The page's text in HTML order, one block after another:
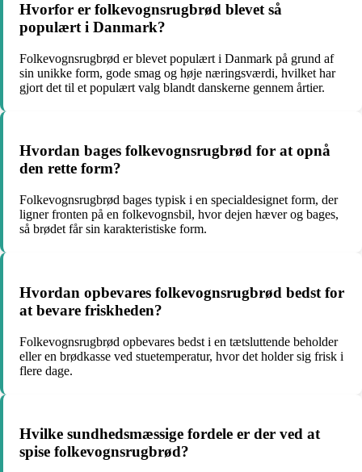
Hvorfor er folkevognsrugbrød blevet så
populært i Danmark?
Folkevognsrugbrød er blevet populært i Danmark på grund af
sin unikke form, gode smag og høje næringsværdi, hvilket har
gjort det til et populært valg blandt danskerne gennem årtier.
Hvordan bages folkevognsrugbrød for at opnå
den rette form?
Folkevognsrugbrød bages typisk i en specialdesignet form, der
ligner fronten på en folkevognsbil, hvor dejen hæver og bages,
så brødet får sin karakteristiske form.
Hvordan opbevares folkevognsrugbrød bedst for
at bevare friskheden?
Folkevognsrugbrød opbevares bedst i en tætsluttende beholder
eller en brødkasse ved stuetemperatur, hvor det holder sig frisk i
flere dage.
Hvilke sundhedsmæssige fordele er der ved at
spise folkevognsrugbrød?